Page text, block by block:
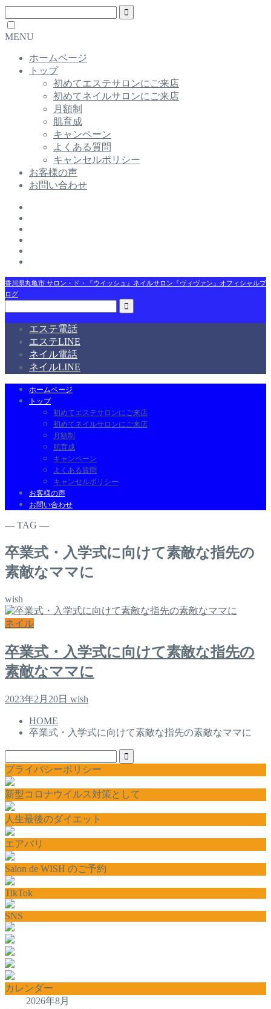
MENU
ホームページ
トップ
初めてエステサロンにご来店
初めてネイルサロンにご来店
月額制
肌育成
キャンペーン
よくある質問
キャンセルポリシー
お客様の声
お問い合わせ
香川県丸亀市 サロン・ド・『ウイッシュ』ネイルサロン『ヴィヴァン』オフィシャルブ
ログ
エステ電話
エステLINE
ネイル電話
ネイルLINE
ホームページ
トップ
初めてエステサロンにご来店
初めてネイルサロンにご来店
月額制
肌育成
キャンペーン
よくある質問
キャンセルポリシー
お客様の声
お問い合わせ
― TAG ―
卒業式・入学式に向けて素敵な指先の
素敵なママに
wish
ネイル
卒業式・入学式に向けて素敵な指先の
素敵なママに
2023年2月20日 wish
HOME
卒業式・入学式に向けて素敵な指先の素敵なママに
プライバシーポリシー
新型コロナウイルス対策として
人生最後のダイエット
エアバリ
Salon de WISH のご予約
TikTok
SNS
カレンダー
2026年8月